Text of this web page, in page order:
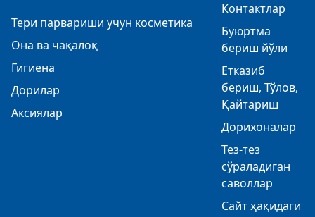
Тери парвариши учун косметика
Она ва чақалоқ
Гигиена
Дорилар
Аксиялар
Контактлар
Буюртма
бериш йўли
Етказиб
бериш, Тўлов,
Қайтариш
Дорихоналар
Тез-тез
сўраладиган
саволлар
Сайт ҳақидаги